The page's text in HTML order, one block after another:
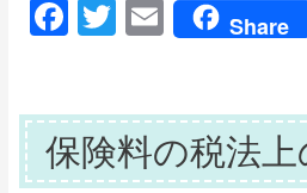
F
e
b
T
er
E
m
l
Share
保険料の税法